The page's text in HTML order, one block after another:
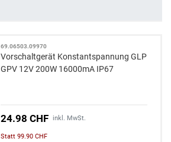
69.06503.09970
Vorschaltgerät Konstantspannung GLP
GPV 12V 200W 16000mA IP67
24.98 CHF inkl. MwSt.
Statt 99.90 CHF